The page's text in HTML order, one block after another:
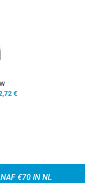
€
€70 IN NL